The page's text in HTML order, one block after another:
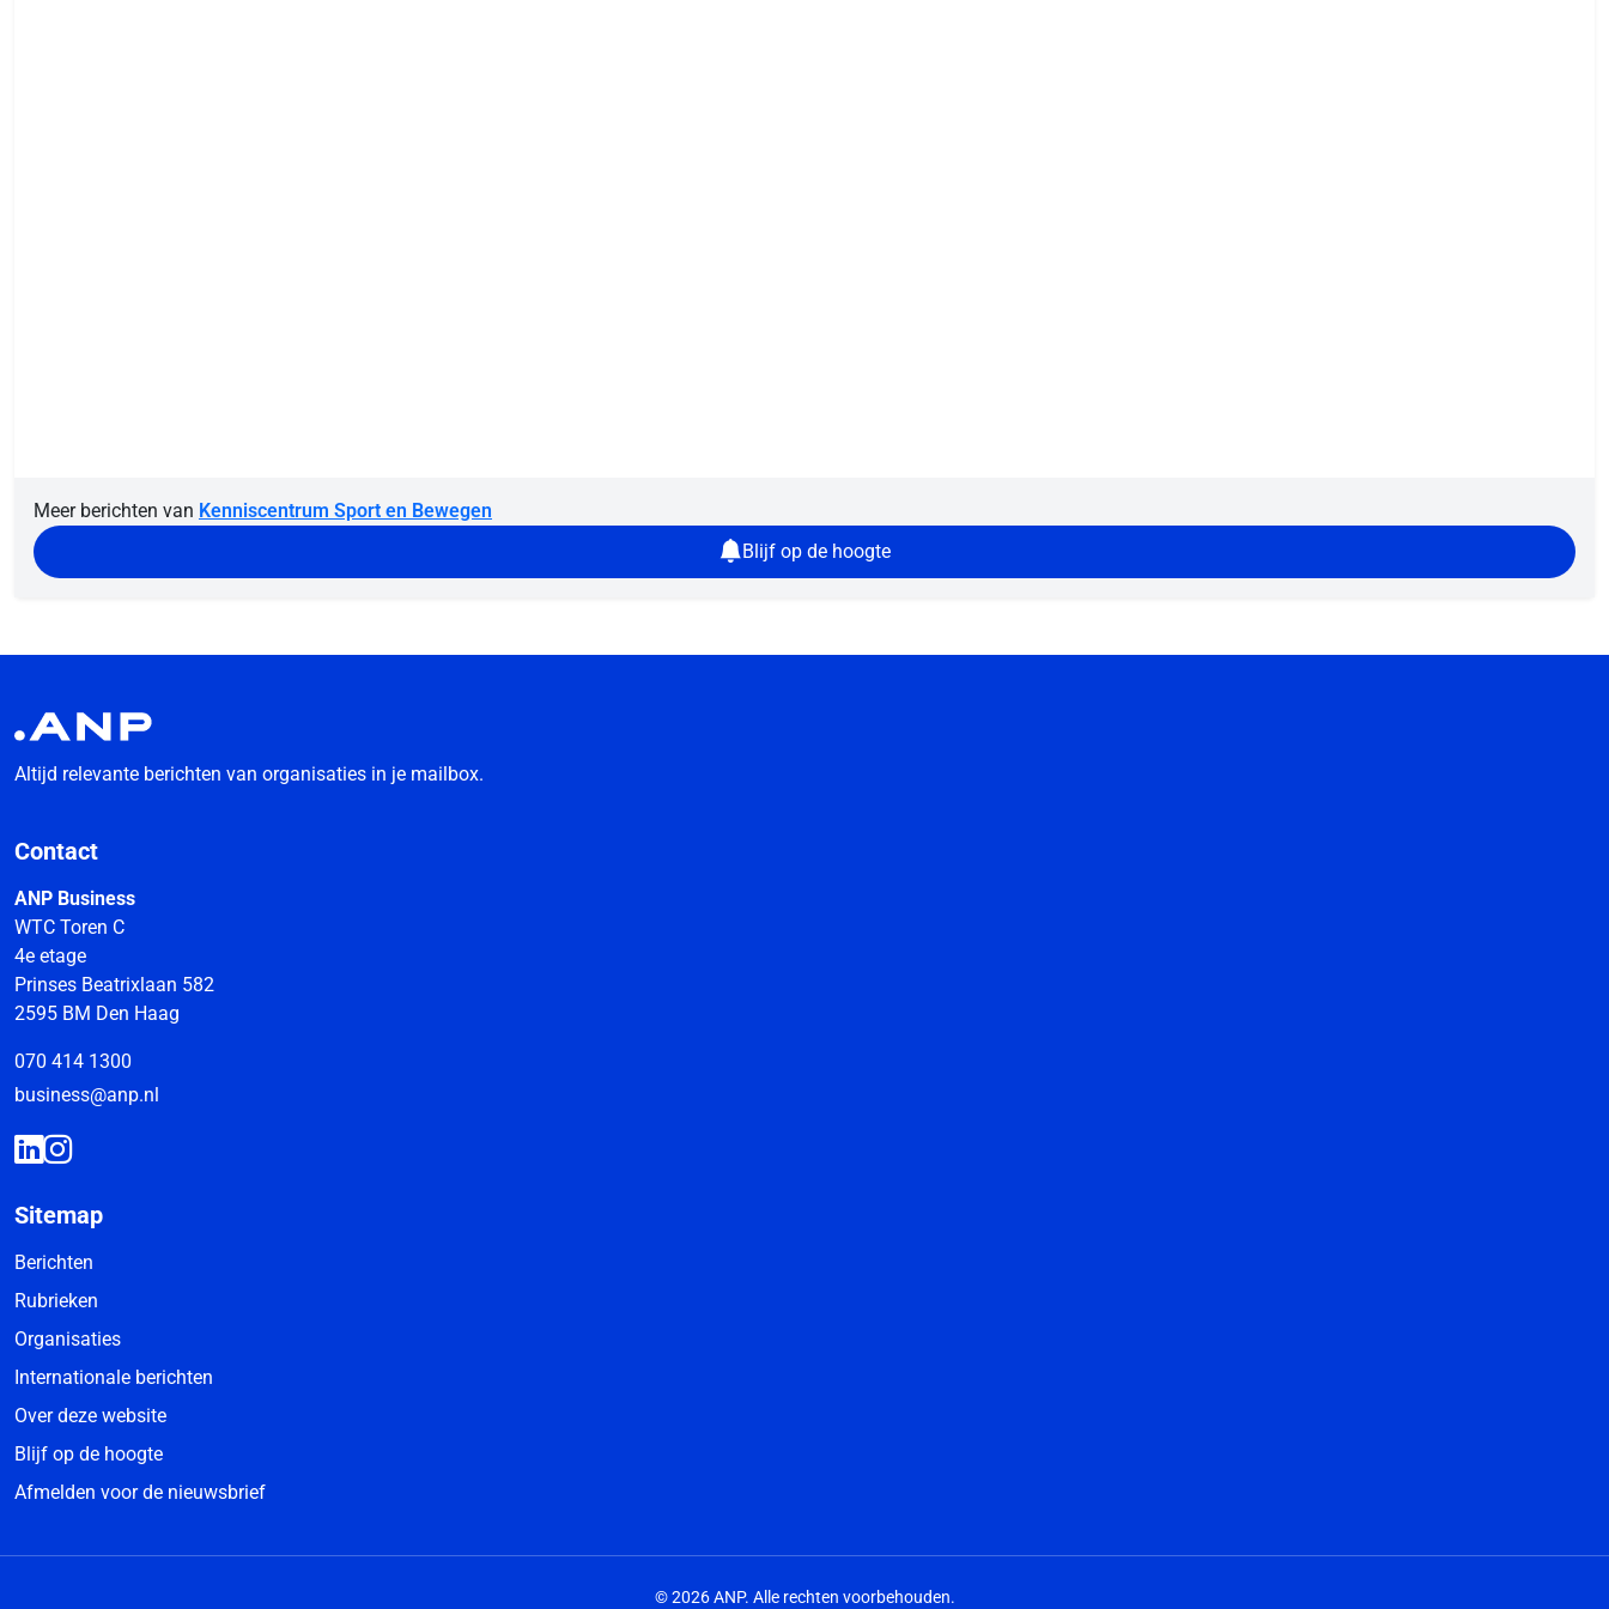
Meer berichten van Kenniscentrum Sport en Bewegen
Blijf op de hoogte
Altijd relevante berichten van organisaties in je mailbox.
Contact
ANP Business
WTC Toren C
4e etage
Prinses Beatrixlaan 582
2595 BM Den Haag
070 414 1300
business@anp.nl
Sitemap
Berichten
Rubrieken
Organisaties
Internationale berichten
Over deze website
Blijf op de hoogte
Afmelden voor de nieuwsbrief
© 2026 ANP. Alle rechten voorbehouden.